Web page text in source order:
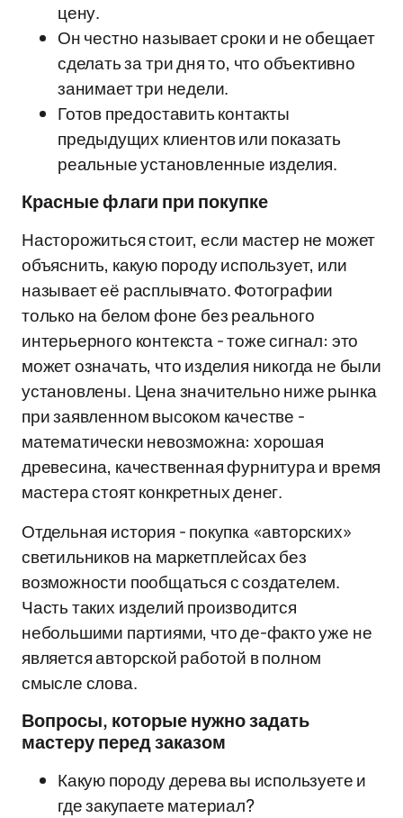
цену.
Он честно называет сроки и не обещает
сделать за три дня то, что объективно
занимает три недели.
Готов предоставить контакты
предыдущих клиентов или показать
реальные установленные изделия.
Красные флаги при покупке
Насторожиться стоит, если мастер не может
объяснить, какую породу использует, или
называет её расплывчато. Фотографии
только на белом фоне без реального
интерьерного контекста - тоже сигнал: это
может означать, что изделия никогда не были
установлены. Цена значительно ниже рынка
при заявленном высоком качестве -
математически невозможна: хорошая
древесина, качественная фурнитура и время
мастера стоят конкретных денег.
Отдельная история - покупка «авторских»
светильников на маркетплейсах без
возможности пообщаться с создателем.
Часть таких изделий производится
небольшими партиями, что де-факто уже не
является авторской работой в полном
смысле слова.
Вопросы, которые нужно задать
мастеру перед заказом
Какую породу дерева вы используете и
где закупаете материал?